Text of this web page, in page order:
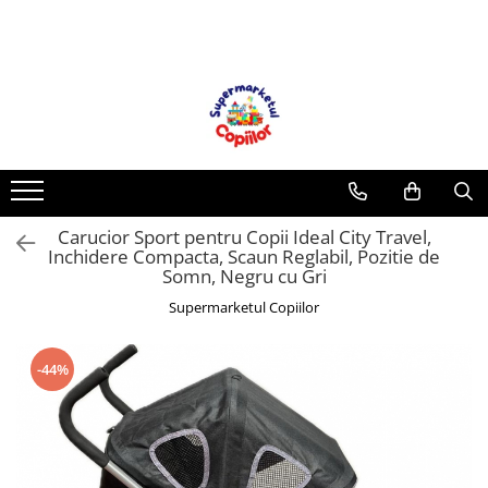
Accesorii pentru petrecere
Baloane
Mobila gradina & terasa
Piscine
Gaming, Carti & Birotica
Activitati extracurriculare
Povesti pentru copii
Carti de Povesti pentru Copii
Rechizite si papetarie pentru copii
Creioane colorate si carioci
Carucior Sport pentru Copii Ideal City Travel,
Inchidere Compacta, Scaun Reglabil, Pozitie de
Somn, Negru cu Gri
Supermarketul Copiilor
-44%